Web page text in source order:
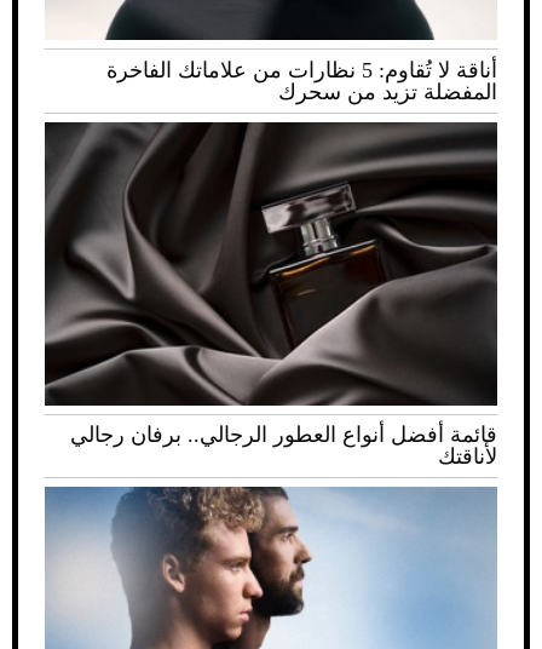
أناقة لا تُقاوم: 5 نظارات من علاماتك الفاخرة
المفضلة تزيد من سحرك
قائمة أفضل أنواع العطور الرجالي.. برفان رجالي
لأناقتك